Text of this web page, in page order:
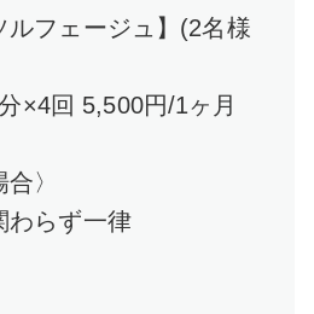
ルフェージュ】(2名様
×4回 5,500円/1ヶ月
〉
わらず一律